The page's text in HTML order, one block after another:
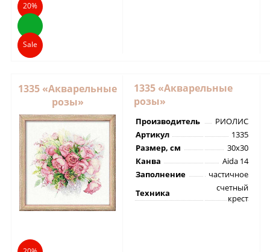
20%
Sale
1335 «Акварельные
розы»
1335 «Акварельные
розы»
Производитель
РИОЛИС
Артикул
1335
Размер, см
30х30
Канва
Aida 14
Заполнение
частичное
Техника
счетный
крест